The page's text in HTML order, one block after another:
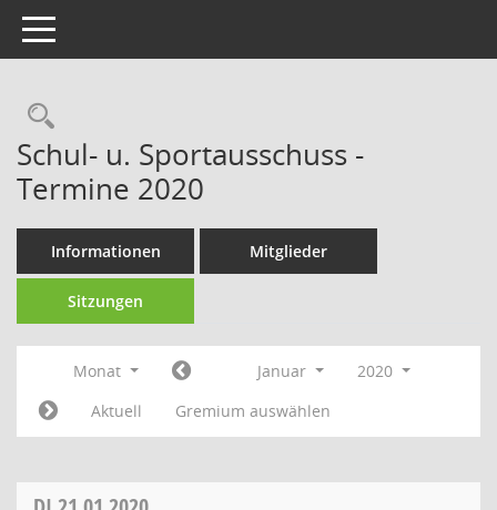
Toggle navigation
Rechercheauswahl
Schul- u. Sportausschuss -
Termine 2020
Informationen Mitglieder
Sitzungen
Monat Januar
2020
Aktuell
Gremium auswählen